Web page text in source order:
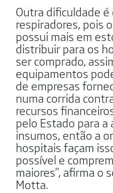
Outra dificuldade
respiradores, pois
possui mais em
distribuir para os
ser comprado,
equipamentos
de empresas
numa corrida
recursos
pelo Estado para a
insumos, então a
hospitais façam
possível e
maiores”, afirma o
Motta.